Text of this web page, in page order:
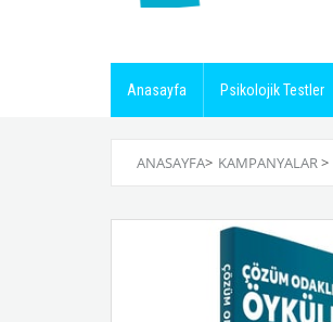
Anasayfa Psikolojik Testler
ANASAYFA> KAMPANYALAR>